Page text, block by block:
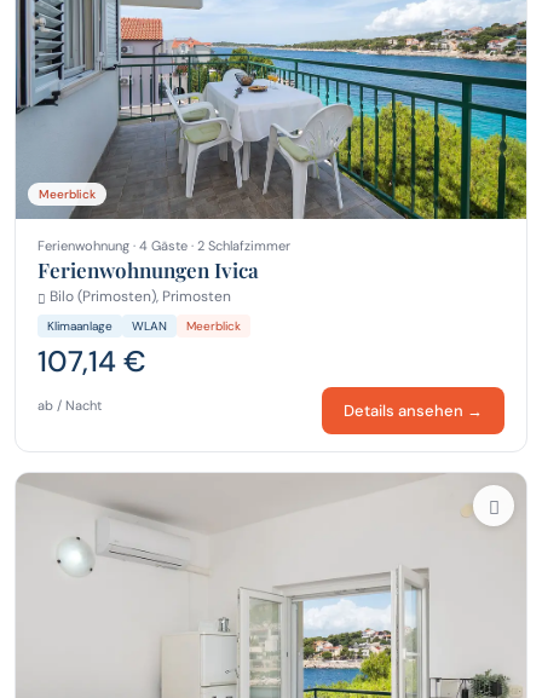
Meerblick
Ferienwohnung · 4 Gäste · 2 Schlafzimmer
Ferienwohnungen Ivica
Bilo (Primosten), Primosten
Klimaanlage WLAN Meerblick
107,14 €
ab / Nacht Details ansehen →